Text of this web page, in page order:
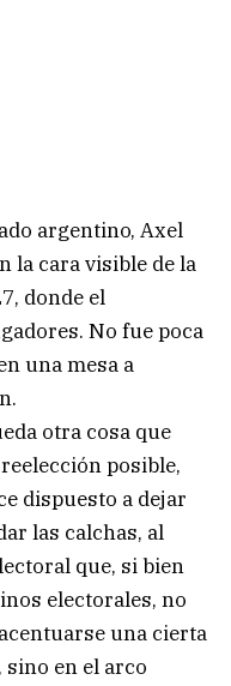
argentino, Axel
la cara visible de la
donde el
No fue poca
una mesa a
otra cosa que
posible,
dispuesto a dejar
las calchas, al
que, si bien
electorales, no
una cierta
sino en el arco